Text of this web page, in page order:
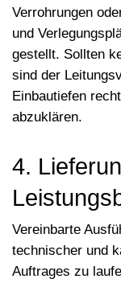
Verrohrungen
und
gestellt. Sollten
sind der
Einbautiefen
abzuklären.
4.
Vereinbarte
technischer und
Auftrages zu